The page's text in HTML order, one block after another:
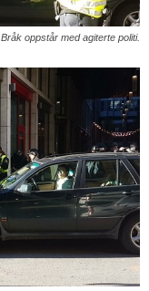
Bråk oppstår med agiterte politi.